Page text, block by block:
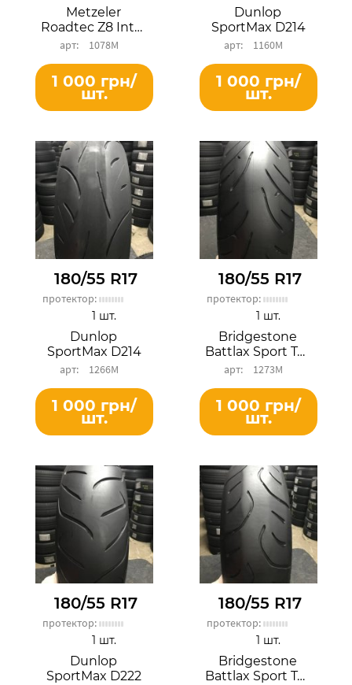
Metzeler
Roadtec Z8 Interact
1078М
1 000 грн/
шт.
Dunlop
SportMax D214
1160М
1 000 грн/
шт.
180/55 R17
протектор:
Dunlop
SportMax D214
1266М
1 шт.
1 000 грн/
шт.
180/55 R17
протектор:
Bridgestone
Battlax Sport Touring BT023R
1273М
1 шт.
1 000 грн/
шт.
180/55 R17
протектор:
Dunlop
SportMax D222
1 шт.
180/55 R17
протектор:
Bridgestone
Battlax Sport Touring T30R
1 шт.